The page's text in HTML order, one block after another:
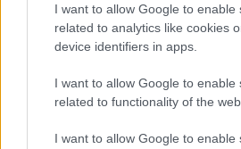
I want to allow Google to enable
related to analytics like cookies
device identifiers in apps.
I want to allow Google to enable
related to functionality of the
I want to allow Google to enable
για την ασφάλεια του
αναφορά και στις ενέργειες
σύμφωνα με τους συντάκτες
συνοχή της Συμμαχίας και
συμμάχους των Ηνωμένων